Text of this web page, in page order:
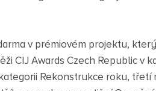
v prémiovém projektu,
CIJ Awards Czech Republic v
Rekonstrukce roku,